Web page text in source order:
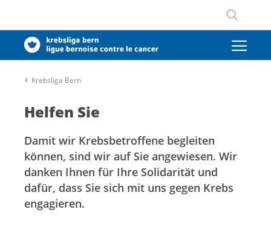
Krebsliga Bern
Helfen Sie
Damit wir Krebsbetroffene begleiten
können, sind wir auf Sie angewiesen. Wir
danken Ihnen für Ihre Solidarität und
dafür, dass Sie sich mit uns gegen Krebs
engagieren.